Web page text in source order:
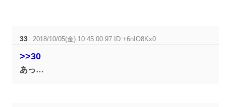
33 :2018/10/05(金) 10:45:00.97 ID:+6nIO8Kx0
>>30
あっ…